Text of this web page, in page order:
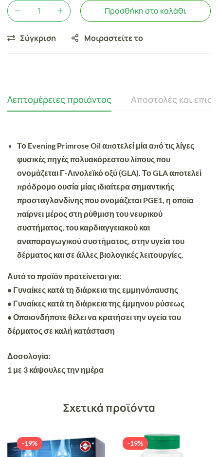
Προσθήκη στο καλάθι
Σύγκριση Μοιραστείτε το
Λεπτομέρειες προιόντος Αποστολές και
Το Evening Primrose Oil αποτελεί μία από τις λίγες
φυσικές πηγές πολυακόρεστου λίπους που
ονομάζεται Γ-Λινολεϊκό οξύ (GLA). Το GLA αποτελεί
πρόδρομο ουσία μίας ιδιαίτερα σημαντικής
προσταγλανδίνης που ονομάζεται PGE1, η οποία
παίρνει μέρος στη ρύθμιση του νευρικού
συστήματος, του καρδιαγγειακού και
αναπαραγωγικού συστήματος, στην υγεία του
δέρματος και σε άλλες βιολογικές λειτουργίες.
Αυτό το προϊόν προτείνεται για:
• Γυναίκες κατά τη διάρκεια της εμμηνόπαυσης
• Γυναίκες κατά τη διάρκεια της έμμηνου ρύσεως
• Οποιονδήποτε θέλει να κρατήσει την υγεία του
δέρματος σε καλή κατάσταση
Δοσολογία:
1 με 3 κάψουλες την ημέρα
Σχετικά προϊόντα
-19% -19%